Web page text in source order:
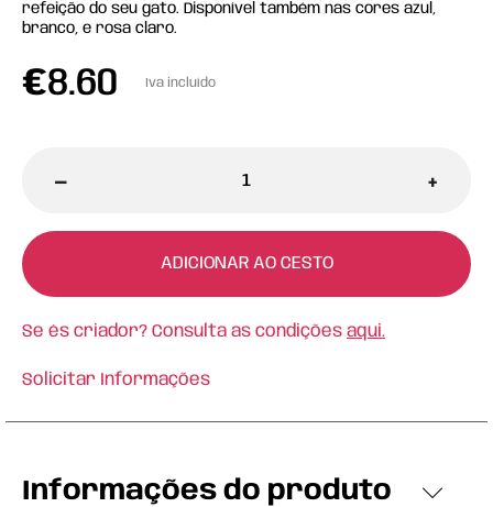
refeição do seu gato. Disponível também nas cores azul,
branco, e rosa claro.
€8.60 Iva incluído
- +
ADICIONAR AO CESTO
Se és criador? Consulta as condições aqui.
Solicitar Informações
Informações do produto